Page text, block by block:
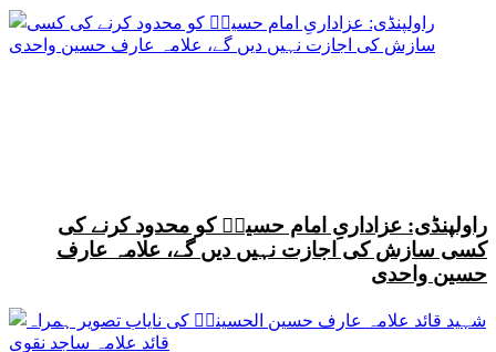
راولپنڈی: عزاداریِ امام حسینؑ کو محدود کرنے کی
کسی سازش کی اجازت نہیں دیں گے، علامہ عارف
حسین واحدی